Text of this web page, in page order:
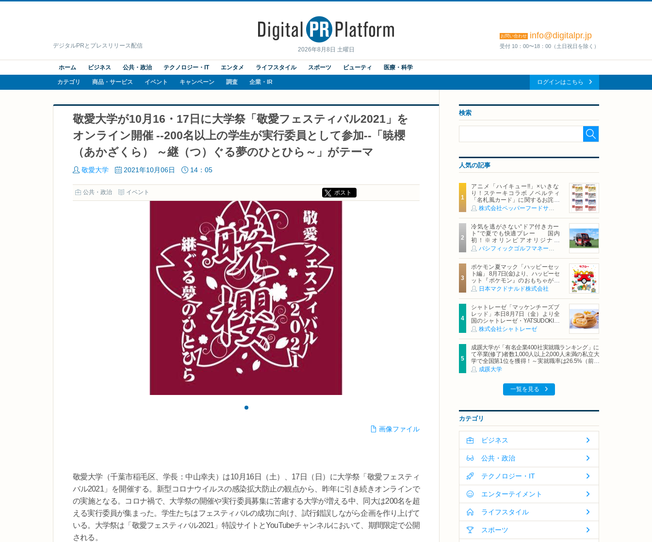
2026年8月8日 土曜日
デジタルPRとプレスリリース配信
お問い合わせ info@digitalpr.jp
受付 10：00〜18：00（土日祝日を除く）
ホーム ビジネス 公共・政治 テクノロジー・IT エンタメ ライフスタイル スポーツ ビューティ 医療・科学
カテゴリ 商品・サービス イベント キャンペーン 調査 企業・IR ログインはこちら
敬愛大学が10月16・17日に大学祭「敬愛フェスティバル2021」を
オンライン開催 --200名以上の学生が実行委員として参加--「暁櫻
（あかざくら） ～継（つ）ぐる夢のひとひら～」がテーマ
敬愛大学 2021年10月06日 14：05
公共・政治 イベント ポスト
画像ファイル
敬愛大学（千葉市稲毛区、学長：中山幸夫）は10月16日（土）、17日（日）に大学祭「敬愛フェスティ
バル2021」を開催する。新型コロナウイルスの感染拡大防止の観点から、昨年に引き続きオンラインで
の実施となる。コロナ禍で、大学祭の開催や実行委員募集に苦慮する大学が増える中、同大は200名を超
える実行委員が集まった。学生たちはフェスティバルの成功に向け、試行錯誤しながら企画を作り上げて
いる。大学祭は「敬愛フェスティバル2021」特設サイトとYouTubeチャンネルにおいて、期間限定で公開
される。
検索
人気の記事
アニメ「ハイキュー!!」×いきな
り！ステーキコラボ ノベルティ
「名札風カード」に関するお詫び
および交換対応についてのご案内
冷気を逃がさない“ドア付きカー
ト”で夏でも快適プレー 国内
初！※オリンピアオリジナル
「AirCon Cart（エアコンカー
ト）」導入 | ＰＧＭ
ポケモン夏マック「ハッピーセッ
ト編」 8月7日(金)より、ハッピーセ
ット『ポケモン』のおもちゃが期
間限定登場
日本マクドナルド株式会社
シャトレーゼ「マッケンチーズブ
レッド」本日8月7日（金）より全
国のシャトレーゼ・YATSUDOKIで
発売株式会社シャトレーゼ
成蹊大学が「有名企業400社実就職ランキング」に
て卒業(修了)者数1,000人以上2,000人未満の私立大
学で全国第1位を獲得！～実就職率は26.5%（前年
比＋4.3pt）に伸長、東京の私立大学でも10位にラ
ンクイン～
成蹊大学
一覧を見る
カテゴリ
ビジネス
公共・政治
テクノロジー・IT
エンターテイメント
ライフスタイル
スポーツ